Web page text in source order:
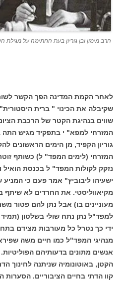
הרב מימון ובן גוריון בעת החתימה על מגילת
לאחר הקמת המדינה הפך הקשר
שקיבלה את הכינוי " ברית
שווים בנהיגת הקטר של הרכבת
המזרחי למפא" י בתפקיד מגיש התה
גוריון הקפיד, מן הימים הראשונים
המזרחי (לימים המפד" ל) כשותף
נזקק לקולות המפד" ל בכנסת הואיל
ישעיהו ליבוביץ" אמר פעם כי המניע
מקיאווליסטי. את החרדים לא שיתף
מעוניינים בו) אבל נתן להם פטור
למפד"ל נתן נתח שולי בשלטון
ידי כך נטרל כל מעורבות מצידם
מנהיגי המפד"ל כמו חיים משה שפירא
אנשים מתונים בדעותיהם
הקטן, באוטונומיה שניתנה לחינוך
קוו הדתי בחיים הציבוריים. הסערות